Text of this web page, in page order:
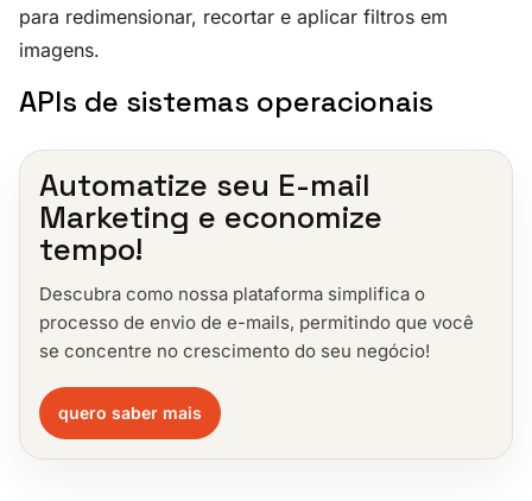
para redimensionar, recortar e aplicar filtros em
imagens.
APIs de sistemas operacionais
Automatize seu E-mail
Marketing e economize
tempo!
Descubra como nossa plataforma simplifica o
processo de envio de e-mails, permitindo que você
se concentre no crescimento do seu negócio!
quero saber mais